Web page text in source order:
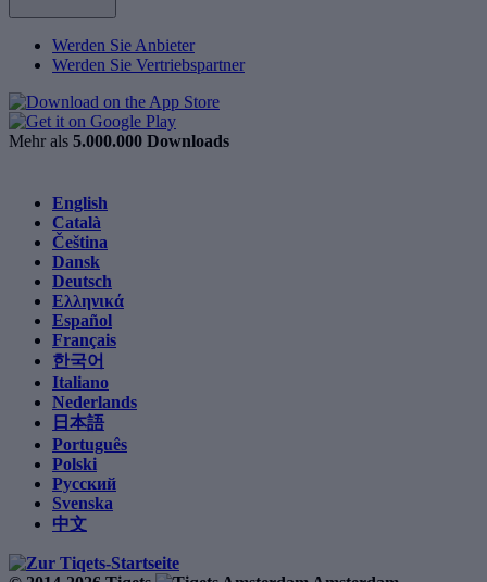
Werden Sie Anbieter
Werden Sie Vertriebspartner
Mehr als 5.000.000 Downloads
English
Català
Čeština
Dansk
Deutsch
Ελληνικά
Español
Français
한국어
Italiano
Nederlands
日本語
Português
Polski
Русский
Svenska
中文